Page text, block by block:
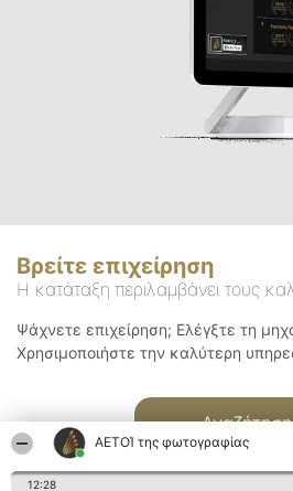
ΑΕΤΟΊ της φωτογραφίας
12:28
Βρείτε επιχείρηση
Η κατάταξη περιλαμβάνει τους
Ψάχνετε επιχείρηση; Ελέγξτε τη
Χρησιμοποιήστε την καλύτερη
Αναζήτηση